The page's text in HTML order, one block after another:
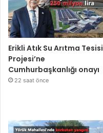
Erikli Atık Su Arıtma Tesisi
Projesi’ne
Cumhurbaşkanlığı onayı
22 saat önce